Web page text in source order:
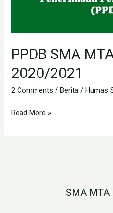
PPDB SMA
2020/2021
2 Comments /Berita /Humas
Read More »
SMA MTA